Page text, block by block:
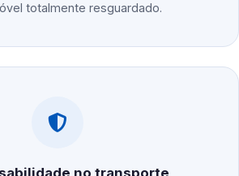
totalmente resguardado.